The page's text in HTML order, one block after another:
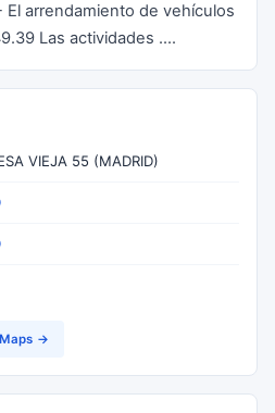
El arrendamiento de vehículos
Las actividades ....
VIEJA 55 (MADRID)
→